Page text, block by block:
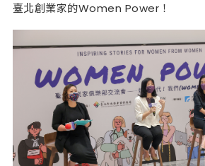
臺北創業家的Women Power！